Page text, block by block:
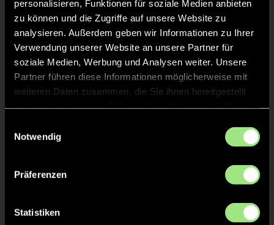
personalisieren, Funktionen für soziale Medien anbieten
zu können und die Zugriffe auf unsere Website zu
analysieren. Außerdem geben wir Informationen zu Ihrer
Verwendung unserer Website an unsere Partner für
soziale Medien, Werbung und Analysen weiter. Unsere
Partner führen diese Informationen möglicherweise mit
weiteren Daten zusammen, die Sie ihnen bereitgestellt
Notwendig
Präferenzen
Statistiken
17' TOR 4:0, FELDTOR
LarissaO. 33